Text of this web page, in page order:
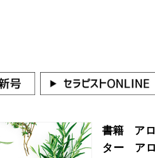
書籍 アロ
ター ア